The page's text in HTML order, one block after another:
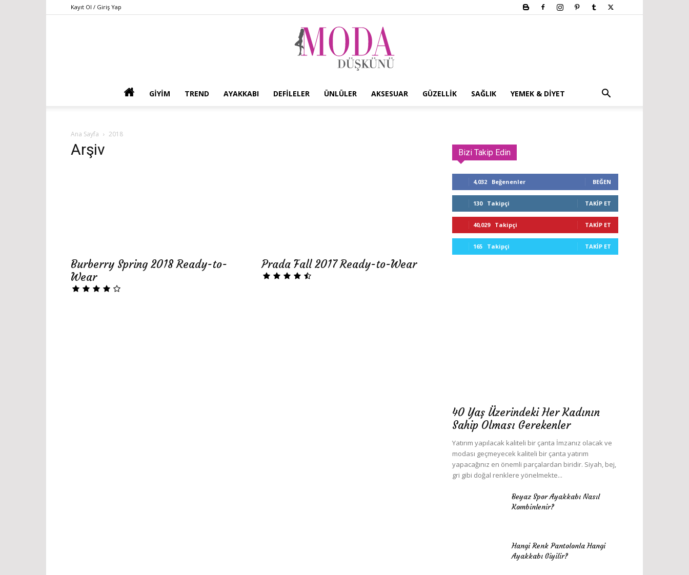
Kayıt Ol / Giriş Yap
GIYIM TREND AYAKKABI DEFILELER ÜNLÜLER AKSESUAR GÜZELLIK SAĞLIK YEMEK & DIYET
Ana Sayfa 2018
Arşiv
Burberry Spring 2018 Ready-to-
Wear
Prada Fall 2017 Ready-to-Wear
Bizi Takip Edin
4,032 Beğenenler BEĞEN
130 Takipçi TAKIP ET
40,029 Takipçi TAKIP ET
165 Takipçi TAKIP ET
40 Yaş Üzerindeki Her Kadının
Sahip Olması Gerekenler
Yatırım yapılacak kaliteli bir çanta İmzanız olacak ve
modası geçmeyecek kaliteli bir çanta yatırım
yapacağınız en önemli parçalardan biridir. Siyah, bej,
gri gibi doğal renklere yönelmekte...
Beyaz Spor Ayakkabı Nasıl
Kombinlenir?
Hangi Renk Pantolonla Hangi
Ayakkabı Giyilir?